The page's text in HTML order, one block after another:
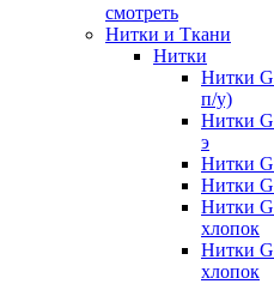
смотреть
Нитки и Ткани
Нитки
Нитки
п/у)
Нитки
э
Нитки
Нитки
Нитки
хлопок
Нитки
хлопок